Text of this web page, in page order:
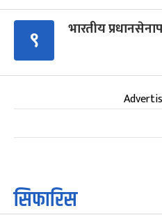
९ भारतीय
सिफारिस